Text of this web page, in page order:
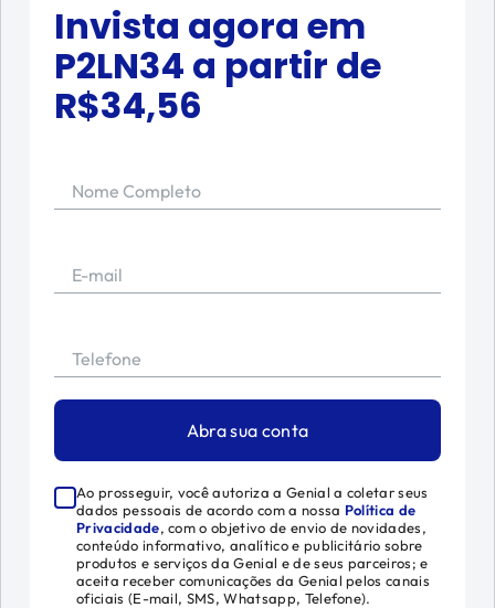
Invista agora em
P2LN34 a partir de
R$34,56
Nome Completo
E-mail
Telefone
Abra sua conta
Ao prosseguir, você autoriza a Genial a coletar seus
dados pessoais de acordo com a nossa Política de
Privacidade, com o objetivo de envio de novidades,
conteúdo informativo, analítico e publicitário sobre
produtos e serviços da Genial e de seus parceiros; e
aceita receber comunicações da Genial pelos canais
oficiais (E-mail, SMS, Whatsapp, Telefone).